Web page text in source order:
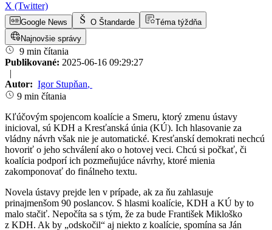
X (Twitter)
Google News O Štandarde
Téma týždňa
Najnovšie správy
9 min čítania
Publikované: 2025-06-16 09:29:27
|
Autor: Igor Stupňan,
9 min čítania
Kľúčovým spojencom koalície a Smeru, ktorý zmenu ústavy
inicioval, sú KDH a Kresťanská únia (KÚ). Ich hlasovanie za
vládny návrh však nie je automatické. Kresťanskí demokrati nechcú
hovoriť o jeho schválení ako o hotovej veci. Chcú si počkať, či
koalícia podporí ich pozmeňujúce návrhy, ktoré mienia
zakomponovať do finálneho textu.
Novela ústavy prejde len v prípade, ak za ňu zahlasuje
prinajmenšom 90 poslancov. S hlasmi koalície, KDH a KÚ by to
malo stačiť. Nepočíta sa s tým, že za bude František Mikloško
z KDH. Ak by „odskočil“ aj niekto z koalície, spomína sa Ján